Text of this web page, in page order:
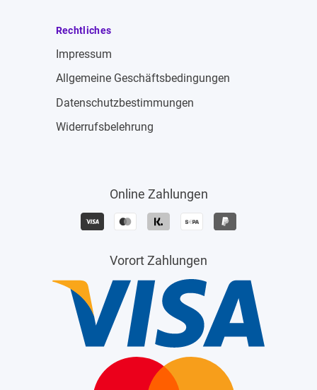
Rechtliches
Impressum
Allgemeine Geschäftsbedingungen
Datenschutzbestimmungen
Widerrufsbelehrung
Online Zahlungen
Vorort Zahlungen